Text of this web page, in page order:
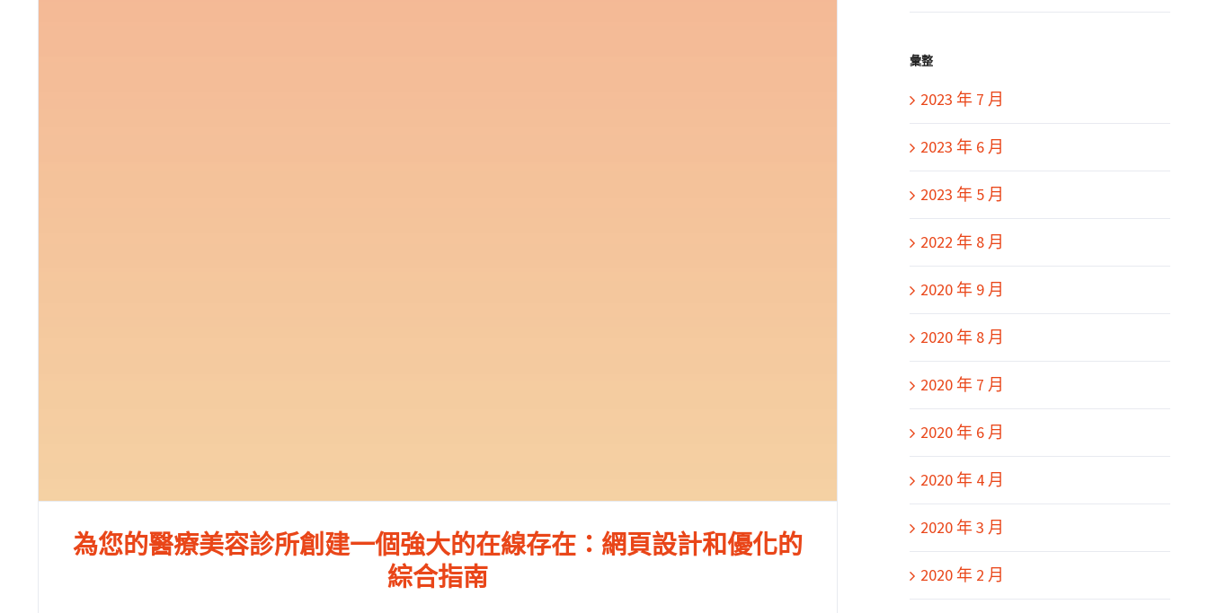
為您的醫療美容診所創建一個強大的在線存在：網頁設計和優化的
綜合指南
彙整
2023 年 7 月
2023 年 6 月
2023 年 5 月
2022 年 8 月
2020 年 9 月
2020 年 8 月
2020 年 7 月
2020 年 6 月
2020 年 4 月
2020 年 3 月
2020 年 2 月